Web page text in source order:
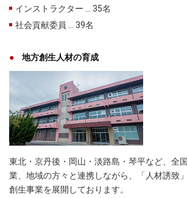
インストラクター … 35名
社会貢献委員 … 39名
地方創生人材の育成
東北・京丹後・岡山・淡路島・琴平など、全
業、地域の方々と連携しながら、「人材誘致
創生事業を展開しております。